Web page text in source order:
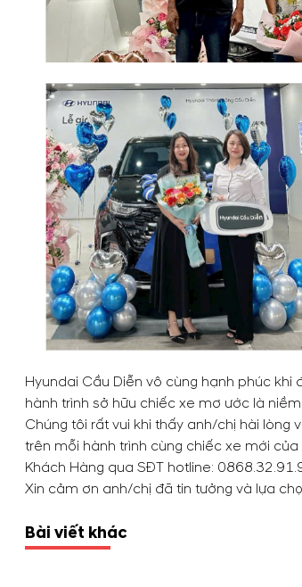
Hyundai Cầu Diễn vô cùng hạnh phúc
hành trình sở hữu chiếc xe mơ ước là
Chúng tôi rất vui khi thấy anh/chị hài lòng
trên mỗi hành trình cùng chiếc xe mới
Khách Hàng qua SĐT hotline:
Xin cảm ơn anh/chị đã tin tưởng và lựa
Bài viết khác